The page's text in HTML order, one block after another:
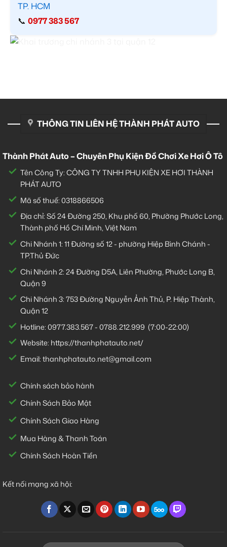
TP. HCM
📞 0977 383 567
THÔNG TIN LIÊN HỆ THÀNH PHÁT AUTO
Thành Phát Auto – Chuyên Phụ Kiện Đồ Chơi Xe Hơi Ô Tô
Tên Công Ty: CÔNG TY TNHH PHỤ KIỆN XE HƠI THÀNH
PHÁT AUTO
Mã số thuế: 0318866506
Địa chỉ: Số 24 Đường 250, Khu phố 60, Phường Phước Long,
Thành phố Hồ Chí Minh, Việt Nam
Chi Nhánh 1:11 Đường số 12 - phường Hiệp Bình Chánh -
TP.Thủ Đức
Chi Nhánh 2:24 Đường D5A, Liên Phường, Phước Long B,
Quận 9
Chi Nhánh 3:753 Đường Nguyễn Ảnh Thủ, P. Hiệp Thành,
Quận 12
Hotline:0977.383.567-0788.212.999 (7:00-22:00)
Website: https://thanhphatauto.net/
Email:thanhphatauto.net@gmail.com
Chính sách bảo hành
Chính Sách Bảo Mật
Chính Sách Giao Hàng
Mua Hàng & Thanh Toán
Chính Sách Hoàn Tiền
Kết nối mạng xã hội: